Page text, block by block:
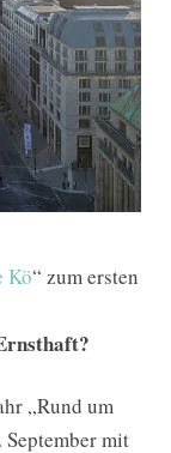
Kö“ zum ersten
„Rund um
September mit